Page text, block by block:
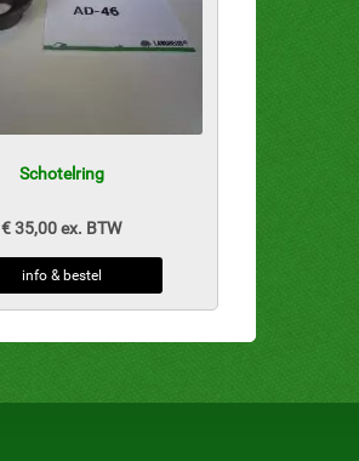
Schotelring
€ 35,00 ex. BTW
info & bestel